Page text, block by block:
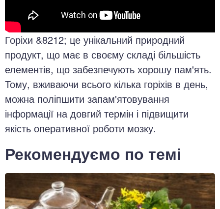
Горіхи &8212; це унікальний природний
продукт, що має в своєму складі більшість
елементів, що забезпечують хорошу пам'ять.
Тому, вживаючи всього кілька горіхів в день,
можна поліпшити запам'ятовування
інформації на довгий термін і підвищити
якість оперативної роботи мозку.
Рекомендуємо по темі